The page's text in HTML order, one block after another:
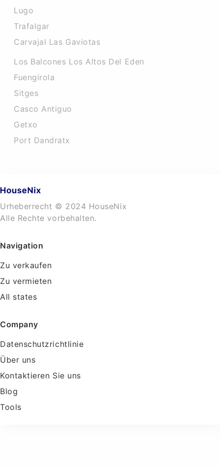
Lugo
Trafalgar
Carvajal Las Gaviotas
Los Balcones Los Altos Del Eden
Fuengirola
Sitges
Casco Antiguo
Getxo
Port Dandratx
Urheberrecht © 2024 HouseNix
Alle Rechte vorbehalten.
Navigation
Zu verkaufen
Zu vermieten
All states
Company
Datenschutzrichtlinie
Über uns
Kontaktieren Sie uns
Blog
Tools